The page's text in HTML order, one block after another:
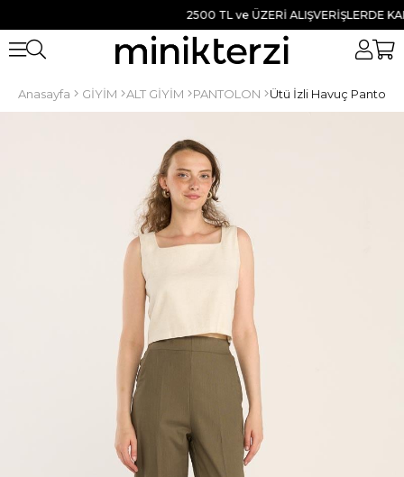
2500 TL ve ÜZERİ ALIŞVERİŞLERDE
Anasayfa GİYİM ALT GİYİM PANTOLON Ütü İzli Havuç